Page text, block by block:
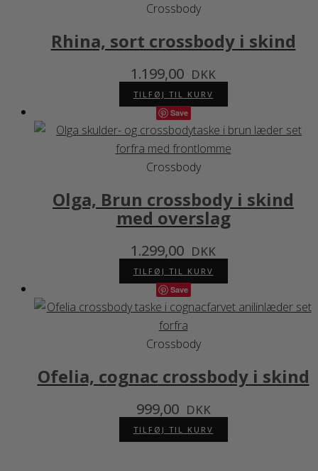
Crossbody
Rhina, sort crossbody i skind
1.199,00 DKK
TILFØJ TIL KURV
Save
Crossbody
Olga, Brun crossbody i skind
med overslag
1.299,00 DKK
TILFØJ TIL KURV
Save
Crossbody
Ofelia, cognac crossbody i skind
999,00 DKK
TILFØJ TIL KURV